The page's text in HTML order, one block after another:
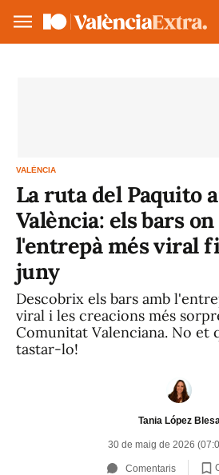
VALÈNCIA
La ruta del Paquito
València: els bars
l'entrepà més viral
juny
Descobrix els bars amb
viral i les creacions més
Comunitat Valenciana. No et
tastar-lo!
Tania López Blesa
30 de maig de 2026
Comentaris